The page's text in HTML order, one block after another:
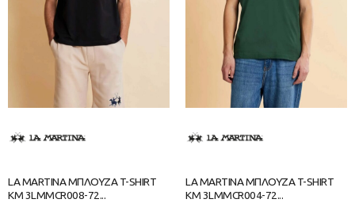
LA MARTINA ΜΠΛΟΥΖΑ T-SHIRT
ΚΜ 3LMMCR008-72...
LA MARTINA ΜΠΛΟΥΖΑ T-SHIRT
ΚΜ 3LMMCR004-72...